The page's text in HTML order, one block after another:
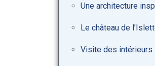
Une architecture
Le château de
Visite des intérieurs